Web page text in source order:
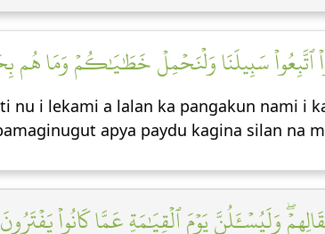
ٱتَّبِعُواْ سَبِيلَنَا وَلۡنَحۡمِلۡ خَطَٰيَٰكُمۡ وَمَا
i lekami a lalan ka pangakun nami i
apya paydu kagina silan na
وَلَيُسۡـَٔلُنَّ يَوۡمَ ٱلۡقِيَٰمَةِ عَمَّا كَانُواْ يَفۡتَرُونَ